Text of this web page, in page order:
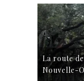
La route
Nouvelle-